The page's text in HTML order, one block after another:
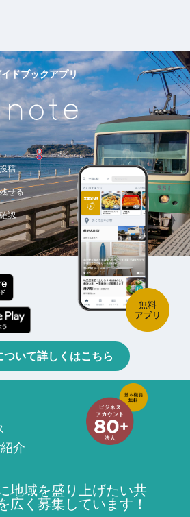
ドブックアプリ
稿
せる
認
ついて詳しくはこちら
介
地域を盛り上げたい共
広く募集しています！